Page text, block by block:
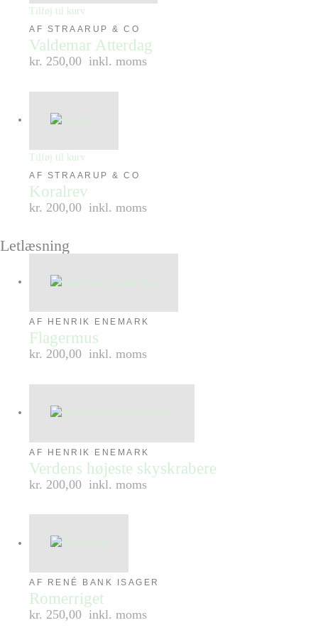
Tilføj til kurv
AF STRAARUP & CO
Valdemar Atterdag
kr. 250,00 inkl. moms
Tilføj til kurv
AF STRAARUP & CO
Koralrev
kr. 200,00 inkl. moms
Letlæsning
AF HENRIK ENEMARK
Flagermus
kr. 200,00 inkl. moms
AF HENRIK ENEMARK
Verdens højeste skyskrabere
kr. 200,00 inkl. moms
AF RENÉ BANK ISAGER
Romerriget
kr. 250,00 inkl. moms